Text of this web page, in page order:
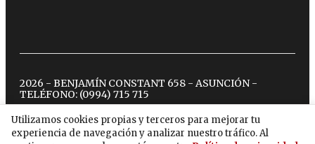
Utilizamos cookies propias y terceros para mejorar tu
experiencia de navegación y analizar nuestro tráfico. Al
2026 - BENJAMÍN CONSTANT 658 - ASUNCIÓN -
TELÉFONO: (0994) 715 715
twitterinstagram
facebook
tiktokyoutubespotify